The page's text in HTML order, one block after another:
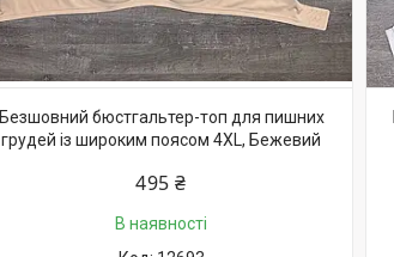
Безшовний бюстгальтер-топ для пишних
грудей із широким поясом 4XL, Бежевий
495 ₴
В наявності